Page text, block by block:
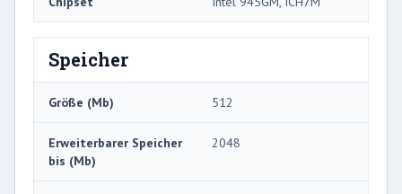
Speicher
Größe (Mb) 512
Erweiterbarer Speicher
bis (Mb)
2048